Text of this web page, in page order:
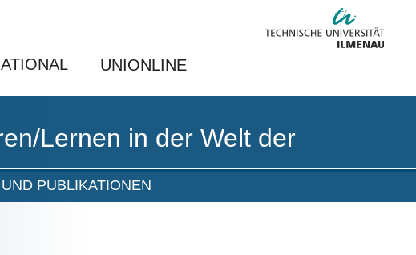
UNIONLINE
Lernen in der Welt der
PUBLIKATIONEN